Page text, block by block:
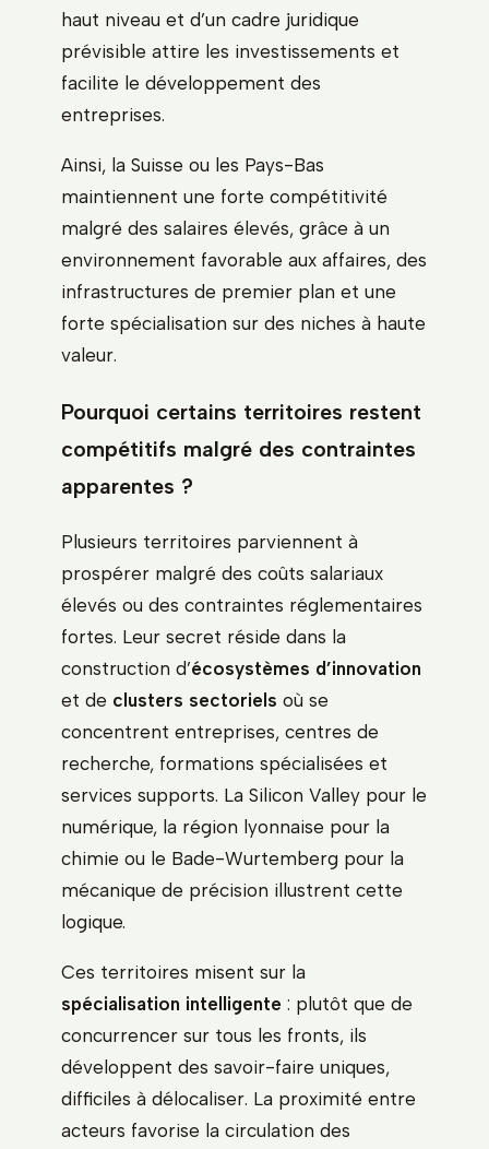
haut niveau et d’un cadre juridique
prévisible attire les investissements et
facilite le développement des
entreprises.
Ainsi, la Suisse ou les Pays-Bas
maintiennent une forte compétitivité
malgré des salaires élevés, grâce à un
environnement favorable aux affaires, des
infrastructures de premier plan et une
forte spécialisation sur des niches à haute
valeur.
Pourquoi certains territoires restent
compétitifs malgré des contraintes
apparentes ?
Plusieurs territoires parviennent à
prospérer malgré des coûts salariaux
élevés ou des contraintes réglementaires
fortes. Leur secret réside dans la
construction d’écosystèmes d’innovation
et de clusters sectoriels où se
concentrent entreprises, centres de
recherche, formations spécialisées et
services supports. La Silicon Valley pour le
numérique, la région lyonnaise pour la
chimie ou le Bade-Wurtemberg pour la
mécanique de précision illustrent cette
logique.
Ces territoires misent sur la
spécialisation intelligente : plutôt que de
concurrencer sur tous les fronts, ils
développent des savoir-faire uniques,
difficiles à délocaliser. La proximité entre
acteurs favorise la circulation des